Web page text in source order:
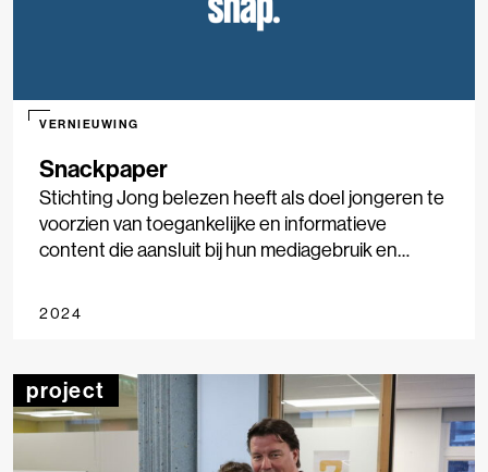
Snackpaper
VERNIEUWING
Stichting Jong belezen heeft als doel jongeren te
voorzien van toegankelijke en informatieve
content die aansluit bij hun mediagebruik en
journalistiek behoudt. Vanuit de stichting willen ze
kunnen zorgen dat jongeren beter geïnformeerd
worden en meer leren over nieuwsconsumptie,
zodat ze kritisch en goed geïnformeerd kunnen
deelnemen aan de maatschappij.
2024
project